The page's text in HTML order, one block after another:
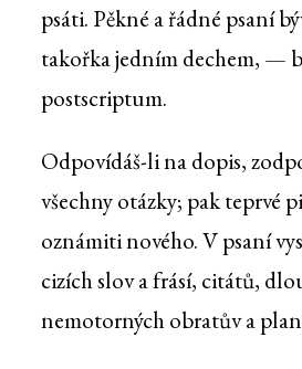
psáti. Pěkné a řádné psaní
takořka jedním dechem, —
postscriptum.
Odpovídáš-li na dopis,
všechny otázky; pak teprvé
oznámiti nového. V psaní
cizích slov a frásí, citátů,
nemotorných obratův a